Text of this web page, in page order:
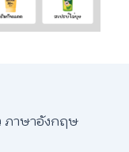
ภาษาอังกฤษ